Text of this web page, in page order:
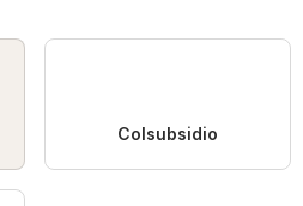
Colsubsidio